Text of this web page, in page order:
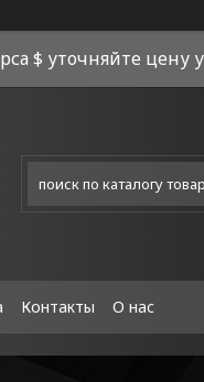
$ уточняйте цену
Контакты О нас